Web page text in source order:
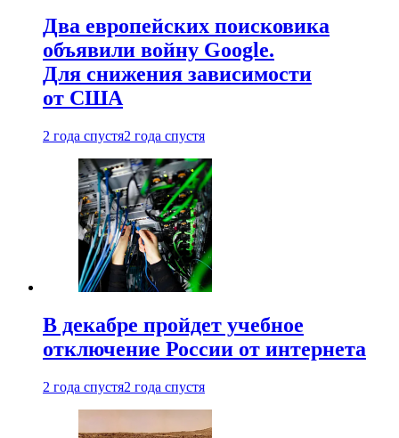
Два европейских поисковика
объявили войну Google.
Для снижения зависимости
от США
2 года спустя2 года спустя
В декабре пройдет учебное
отключение России от интернета
2 года спустя2 года спустя